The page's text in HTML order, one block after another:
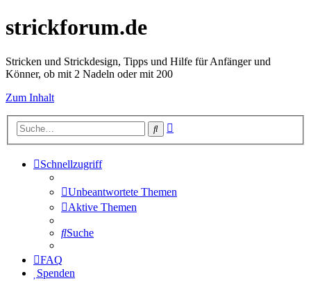
strickforum.de
Stricken und Strickdesign, Tipps und Hilfe für Anfänger und
Könner, ob mit 2 Nadeln oder mit 200
Zum Inhalt
Suche
Schnellzugriff
Unbeantwortete Themen
Aktive Themen
Suche
FAQ
Spenden